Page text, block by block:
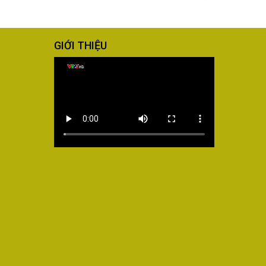
GIỚI THIỆU